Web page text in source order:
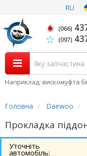
RU
(066)
(097)
Наприклад: вискомуфта
Головна Daewoo
Прокладка
Уточніть
автомобіль: